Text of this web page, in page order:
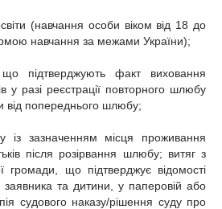
(навчання особи віком від 18 до
навчання за межами України);
підтверджують факт виховання
у разі реєстрації повторного шлюбу
від попереднього шлюбу;
із зазначенням місця проживання
після розірвання шлюбу; витяг з
громади, що підтверджує відомості
та дитини, у паперовій або
судового наказу/рішення суду про